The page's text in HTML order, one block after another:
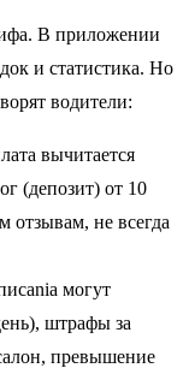
В приложении
и статистика. Но
водители:
вычитается
(депозит) от 10
не всегда
могут
штрафы за
превышение